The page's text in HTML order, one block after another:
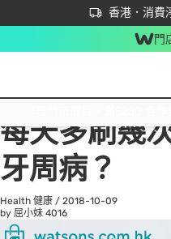
香港．消費
立即成為易
首次APP下單買滿
門
All
每天多刷幾
牙周病？
Health 健康 / 2018-10-09
by 屈小妹 4016